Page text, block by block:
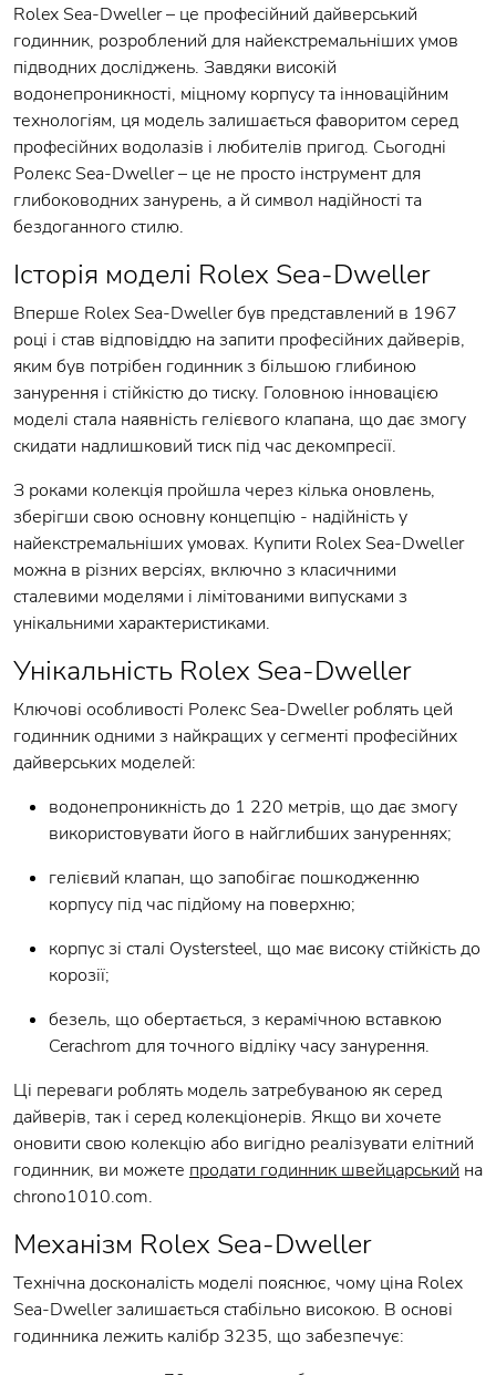
Rolex Sea-Dweller – це професійний дайверський
годинник, розроблений для найекстремальніших умов
підводних досліджень. Завдяки високій
водонепроникності, міцному корпусу та інноваційним
технологіям, ця модель залишається фаворитом серед
професійних водолазів і любителів пригод. Сьогодні
Ролекс Sea-Dweller – це не просто інструмент для
глибоководних занурень, а й символ надійності та
бездоганного стилю.
Історія моделі Rolex Sea-Dweller
Вперше Rolex Sea-Dweller був представлений в 1967
році і став відповіддю на запити професійних дайверів,
яким був потрібен годинник з більшою глибиною
занурення і стійкістю до тиску. Головною інновацією
моделі стала наявність гелієвого клапана, що дає змогу
скидати надлишковий тиск під час декомпресії.
З роками колекція пройшла через кілька оновлень,
зберігши свою основну концепцію - надійність у
найекстремальніших умовах. Купити Rolex Sea-Dweller
можна в різних версіях, включно з класичними
сталевими моделями і лімітованими випусками з
унікальними характеристиками.
Унікальність Rolex Sea-Dweller
Ключові особливості Ролекс Sea-Dweller роблять цей
годинник одними з найкращих у сегменті професійних
дайверських моделей:
водонепроникність до 1 220 метрів, що дає змогу
використовувати його в найглибших зануреннях;
гелієвий клапан, що запобігає пошкодженню
корпусу під час підйому на поверхню;
корпус зі сталі Oystersteel, що має високу стійкість до
корозії;
безель, що обертається, з керамічною вставкою
Cerachrom для точного відліку часу занурення.
Ці переваги роблять модель затребуваною як серед
дайверів, так і серед колекціонерів. Якщо ви хочете
оновити свою колекцію або вигідно реалізувати елітний
годинник, ви можете продати годинник швейцарський на
chrono1010.com.
Механізм Rolex Sea-Dweller
Технічна досконалість моделі пояснює, чому ціна Rolex
Sea-Dweller залишається стабільно високою. В основі
годинника лежить калібр 3235, що забезпечує: